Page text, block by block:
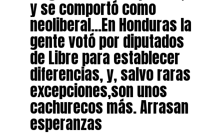
y se comportó como
neoliberal…En Honduras la
gente votó por diputados
de Libre para establecer
diferencias, y, salvo raras
excepciones,son unos
cachurecos más. Arrasan
esperanzas